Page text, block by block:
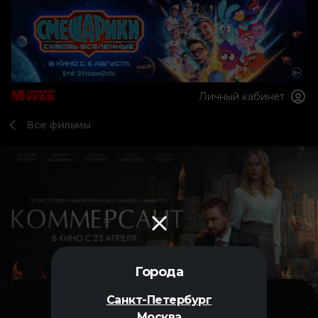
Города
Санкт-Петербург
Личный кабинет
Все фильмы